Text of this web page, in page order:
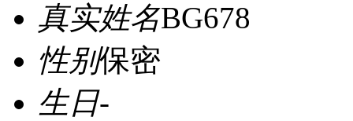
真实姓名BG678
性别保密
生日-